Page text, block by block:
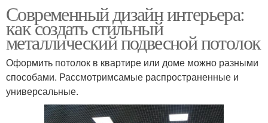
Современный дизайн интерьера:
как создать стильный
металлический подвесной потолок
Оформить потолок в квартире или доме можно разными
способами. Рассмотримсамые распространенные и
универсальные.